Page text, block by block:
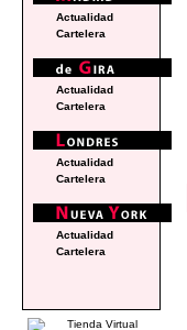
Actualidad
Cartelera
Actualidad
Cartelera
Actualidad
Cartelera
Actualidad
Cartelera